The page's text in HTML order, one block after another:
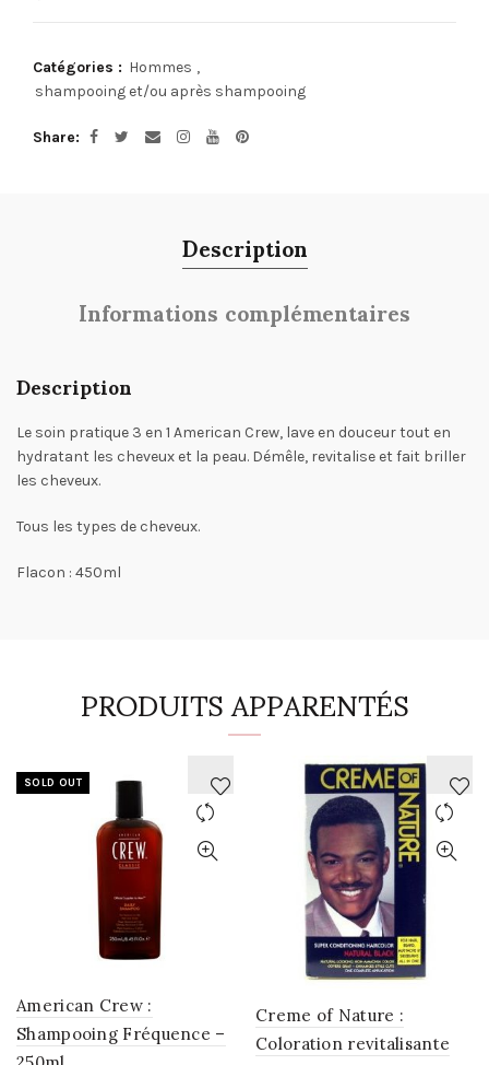
Catégories : Hommes ,
shampooing et/ou après shampooing
Share
Description
Informations complémentaires
Description
Le soin pratique 3 en 1 American Crew, lave en douceur tout en
hydratant les cheveux et la peau. Démêle, revitalise et fait briller
les cheveux.
Tous les types de cheveux.
Flacon : 450ml
PRODUITS APPARENTÉS
SOLD OUT
American Crew :
Shampooing Fréquence –
Creme of Nature :
Coloration revitalisante